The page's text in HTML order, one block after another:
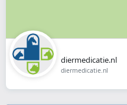
diermedicatie.nl
diermedicatie.nl